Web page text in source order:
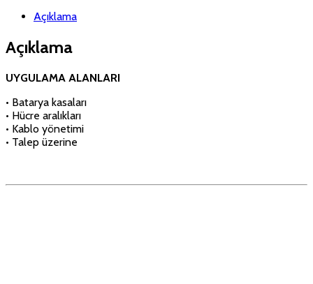
Açıklama
Açıklama
UYGULAMA ALANLARI
• Batarya kasaları
• Hücre aralıkları
• Kablo yönetimi
• Talep üzerine